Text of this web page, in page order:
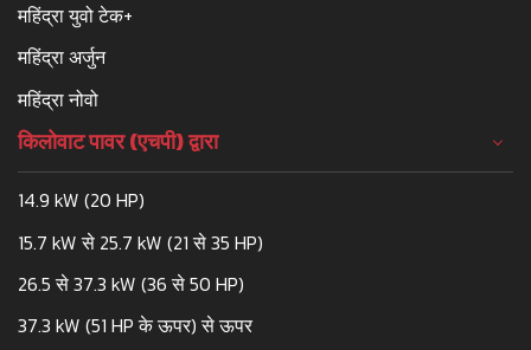
महिंद्रा युवो टेक+
महिंद्रा अर्जुन
महिंद्रा नोवो
किलोवाट पावर (एचपी) द्वारा
14.9 kW (20 HP)
15.7 kW से 25.7 kW (21 से 35 HP)
26.5 से 37.3 kW (36 से 50 HP)
37.3 kW (51 HP के ऊपर) से ऊपर